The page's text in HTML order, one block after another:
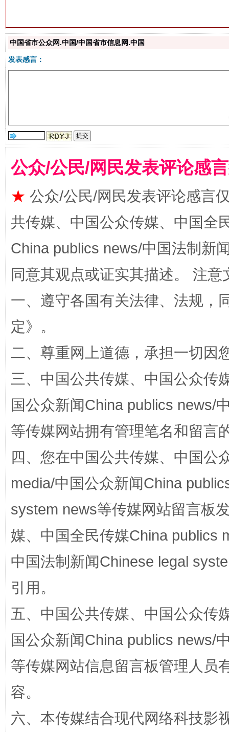
解纷+调解+退费，一次搞定
站台名比不上好声名
漫山遍野的桃花与雪山、麦地、白藏房
中国省市公众网.中国/中国省市信息网.中国
发表感言：
公众/公民/网民发表评论感
★ 公众/公民/网民发表评论感言
共传媒、中国公众传媒、中国全
China publics news/中国法制新
同意其观点或证实其描述。 注
一、遵守各国有关法律、法规，
定》。
二、尊重网上道德，承担一切因
三、中国公共传媒、中国公众传
国公众新闻China publics news/
等传媒网站拥有管理笔名和留言
四、您在中国公共传媒、中国公
media/中国公众新闻China
system news等传媒网站留言板
媒、中国全民传媒China publics
中国法制新闻Chinese legal
引用。
五、中国公共传媒、中国公众传
国公众新闻China publics news/
等传媒网站信息留言板管理人员
容。
六、本传媒结合现代网络科技影